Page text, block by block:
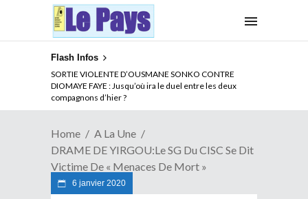
Flash Infos
SORTIE VIOLENTE D’OUSMANE SONKO CONTRE
DIOMAYE FAYE : Jusqu’où ira le duel entre les deux
compagnons d’hier ?
Home
A La Une
DRAME DE YIRGOU:Le SG Du CISC Se Dit
Victime De « Menaces De Mort »
6 janvier 2020